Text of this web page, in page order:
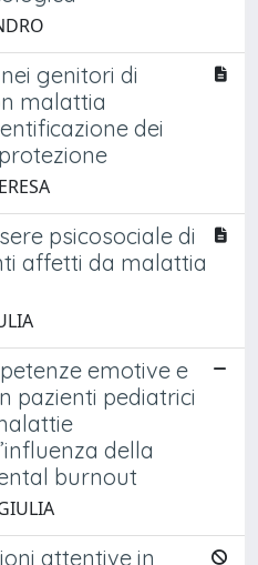
genitori di
malattia
dei
psicosociale di
affetti da malattia
emotive e
pazienti pediatrici
della
burnout
attentive in